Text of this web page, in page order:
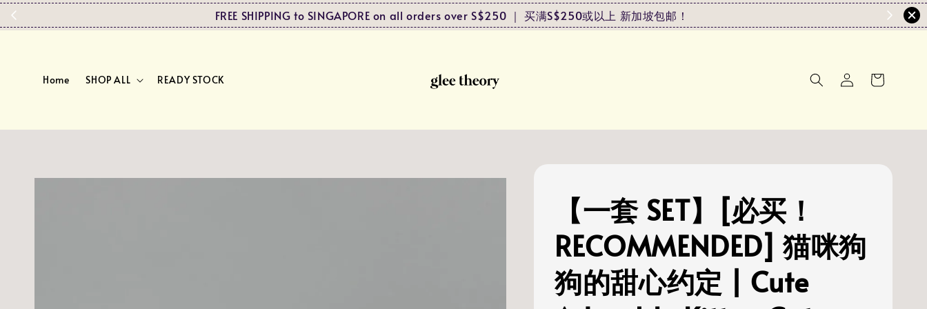
FREE SHIPPING to SINGAPORE on all orders over S$250 ｜ 买满S$250或以上 新加坡包邮！
Home SHOP ALL READY STOCK
【一套 SET】[必买！
RECOMMENDED] 猫咪狗
狗的甜心约定 | Cute